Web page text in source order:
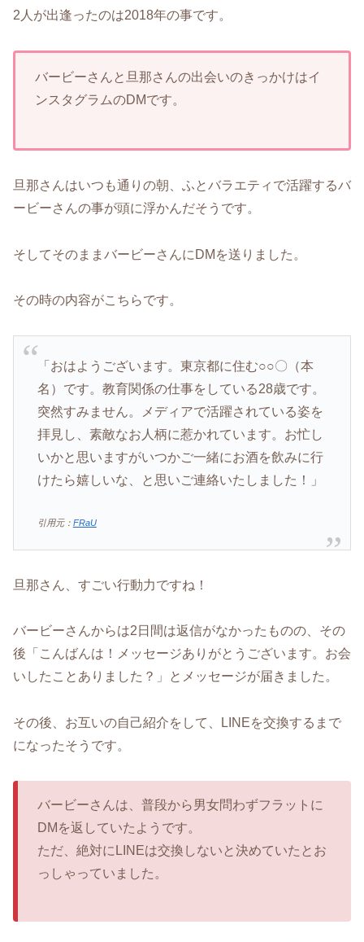
2人が出逢ったのは2018年の事です。
バービーさんと旦那さんの出会いのきっかけはイ
ンスタグラムのDMです。
旦那さんはいつも通りの朝、ふとバラエティで活躍するバ
ービーさんの事が頭に浮かんだそうです。
そしてそのままバービーさんにDMを送りました。
その時の内容がこちらです。
「おはようございます。東京都に住む○○〇（本
名）です。教育関係の仕事をしている28歳です。
突然すみません。メディアで活躍されている姿を
拝見し、素敵なお人柄に惹かれています。お忙し
いかと思いますがいつかご一緒にお酒を飲みに行
けたら嬉しいな、と思いご連絡いたしました！」
引用元： FRaU
旦那さん、すごい行動力ですね！
バービーさんからは2日間は返信がなかったものの、その
後「こんばんは！メッセージありがとうございます。お会
いしたことありました？」とメッセージが届きました。
その後、お互いの自己紹介をして、LINEを交換するまで
になったそうです。
バービーさんは、普段から男女問わずフラットに
DMを返していたようです。
ただ、絶対にLINEは交換しないと決めていたとお
っしゃっていました。